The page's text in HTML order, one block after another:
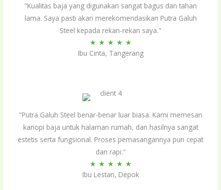
"Kualitas baja yang digunakan sangat bagus dan tahan
lama. Saya pasti akan merekomendasikan Putra Galuh
Steel kepada rekan-rekan saya."
★ ★ ★ ★ ★Rated
5
Ibu Cinta, Tangerang
"Putra Galuh Steel benar-benar luar biasa. Kami memesan
kanopi baja untuk halaman rumah, dan hasilnya sangat
estetis serta fungsional. Proses pemasangannya pun cepat
dan rapi."
★ ★ ★ ★ ★Rated
5
Ibu Lestari, Depok